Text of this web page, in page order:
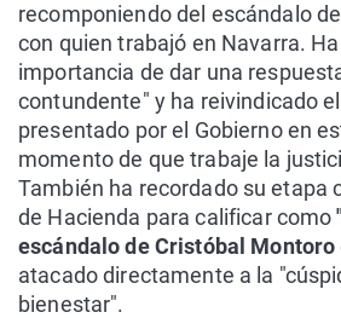
recomponiendo del escándalo
con quien trabajó en Navarra.
importancia de dar una
contundente" y ha reivindicado
presentado por el Gobierno en
momento de que trabaje la
También ha recordado su etapa
de Hacienda para calificar como
escándalo de Cristóbal Montoro
atacado directamente a la
bienestar".